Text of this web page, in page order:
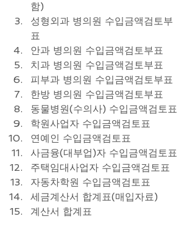
함)
성형외과 병의원 수입금액검토부
표
안과 병의원 수입금액검토부표
치과 병의원 수입금액검토부표
피부과 병의원 수입금액검토부표
한방 병의원 수입금액검토부표
동물병원(수의사) 수입금액검토표
학원사업자 수입금액검토표
연예인 수입금액검토표
사금융(대부업)자 수입금액검토표
주택임대사업자 수입금액검토표
자동차학원 수입금액검토표
세금계산서 합계표(매입자료)
계산서 합계표